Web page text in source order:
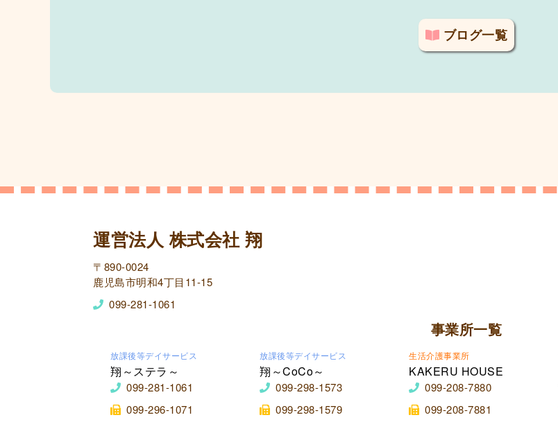
ブログ一覧
運営法人 株式会社 翔
〒890-0024
鹿児島市明和4丁目11-15
099-281-1061
事業所一覧
放課後等デイサービス
翔～ステラ～
099-281-1061
099-296-1071
放課後等デイサービス
翔～CoCo～
099-298-1573
099-298-1579
生活介護事業所
KAKERU HOUSE
099-208-7880
099-208-7881